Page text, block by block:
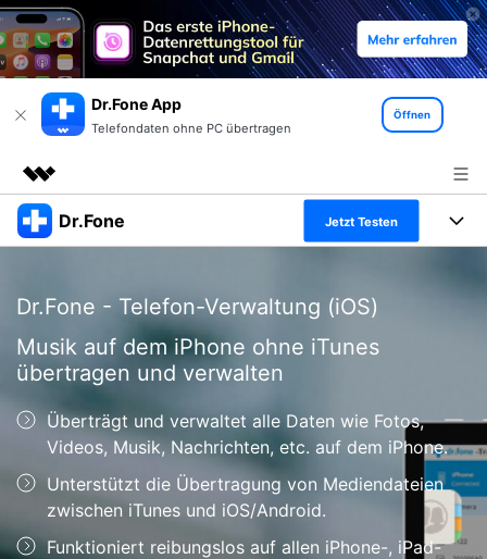
Dr.Fone App
Telefondaten ohne PC übertragen
Öffnen
Top-Produkte
Überblick
Lösungen
Presseraum
Shop
Support
Dr.Fone Jetzt Testen
Alles-in-einem-Toolkit
Weitere Tools und Apps
Full Toolkit anzeigen >
Entdecken Sie weitere Dr.Fone-Lösungen
Lernen und Unterstützung
Ressourcen & Lernen
Hilfe und Unterstützung erhalten
Android 16 FRP-Umgehung
DOWNLOAD Anmelden
Dr.Fone - Telefon-Verwaltung (iOS)
Musik auf dem iPhone ohne iTunes
übertragen und verwalten
Überträgt und verwaltet alle Daten wie Fotos,
Videos, Musik, Nachrichten, etc. auf dem iPhone.
Unterstützt die Übertragung von Mediendateien
zwischen iTunes und iOS/Android.
Funktioniert reibungslos auf allen iPhone-, iPad-